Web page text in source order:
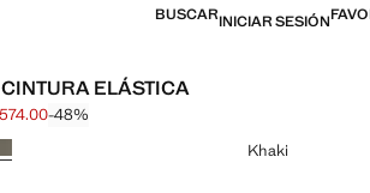
BUSCARINICIAR SESIÓN
ELÁSTICA
[$ 1,099.00 ]
[$ 574.00 ]
-48%
color
Khaki